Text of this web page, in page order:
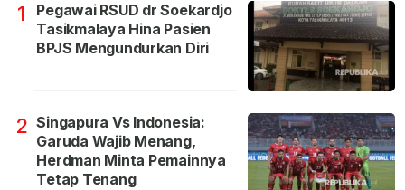
1
Pegawai RSUD dr Soekardjo
Tasikmalaya Hina Pasien
BPJS Mengundurkan Diri
2 Singapura Vs Indonesia:
Garuda Wajib Menang,
Herdman Minta Pemainnya
Tetap Tenang